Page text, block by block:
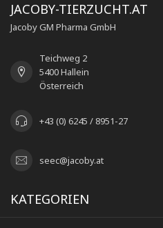
JACOBY-TIERZUCHT.AT
Jacoby GM Pharma GmbH
Teichweg 2
5400 Hallein
Österreich
+43 (0) 6245 / 8951-27
seec@jacoby.at
KATEGORIEN